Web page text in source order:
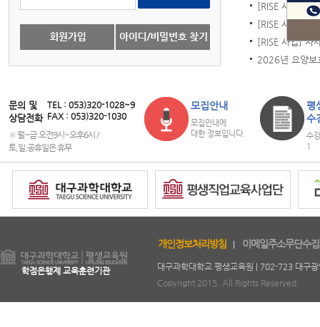
[RISE 사업] 신
[RISE 사업] 주
[RISE 사업] 자
2026년 요양보
문의 및
상담전화
TEL : 053)320-1028~9
FAX : 053)320-1030
※ 월~금:오전9시~오후6시 /
토,일,공휴일은 휴무
모집안내
모집안내에
대한 정보입니다.
평
수
수
1
개인정보처리방침 이메일주소무단수
학점은행제 교육훈련기관
대구과학대학교 평생교육원 | 702-723 대
Copyright 2015. All Rights Reserved.